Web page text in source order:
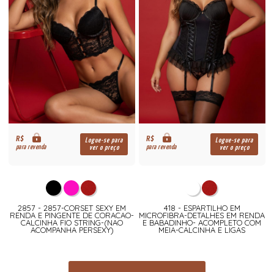
R$
para revenda
Logue-se para
ver o preço
2857 - 2857-CORSET SEXY EM
RENDA E PINGENTE DE CORACAO-
CALCINHA FIO STRING-(NAO
ACOMPANHA PERSEXY)
R$
para revenda
Logue-se para
ver o preço
418 - ESPARTILHO EM
MICROFIBRA-DETALHES EM RENDA
E BABADINHO- ACOMPLETO COM
MEIA-CALCINHA E LIGAS